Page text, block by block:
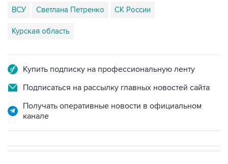
ВСУ Светлана Петренко СК России
Курская область
Купить подписку на профессиональную ленту
Подписаться на рассылку главных новостей сайта
Получать оперативные новости в официальном
канале